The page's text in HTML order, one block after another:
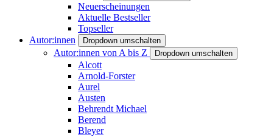
Neuerscheinungen
Aktuelle Bestseller
Topseller
Autor:innen
Dropdown umschalten
Autor:innen von A bis Z Dropdown umschalten
Alcott
Arnold-Forster
Aurel
Austen
Behrendt Michael
Berend
Bleyer